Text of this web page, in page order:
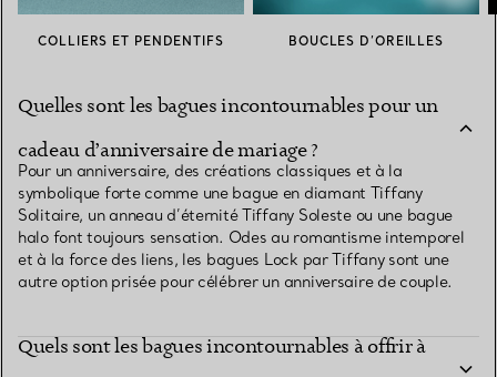
COLLIERS ET PENDENTIFS BOUCLES D’OREILLES
Quelles sont les bagues incontournables pour un
cadeau d’anniversaire de mariage ?
Pour un anniversaire, des créations classiques et à la
symbolique forte comme une bague en diamant Tiffany
Solitaire, un anneau d’éternité Tiffany Soleste ou une bague
halo font toujours sensation. Odes au romantisme intemporel
et à la force des liens, les bagues Lock par Tiffany sont une
autre option prisée pour célébrer un anniversaire de couple.
Quels sont les bagues incontournables à offrir à